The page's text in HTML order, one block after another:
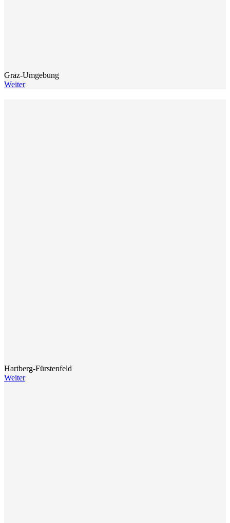
Graz-Umgebung
Weiter
Hartberg-Fürstenfeld
Weiter